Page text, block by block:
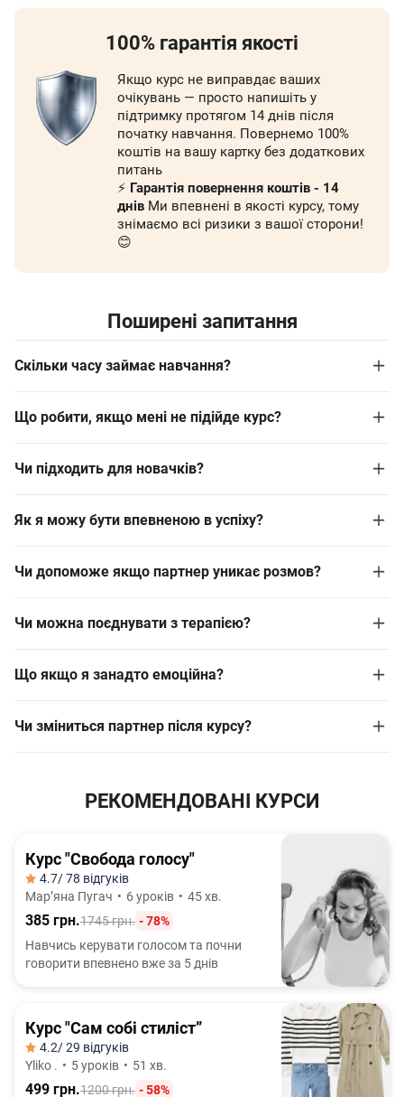
100% гарантія якості
Якщо курс не виправдає ваших
очікувань — просто напишіть у
підтримку протягом 14 днів після
початку навчання. Повернемо 100%
коштів на вашу картку без додаткових
питань
⚡️ Гарантія повернення коштів - 14
днів Ми впевнені в якості курсу, тому
знімаємо всі ризики з вашої сторони!
😊
Поширені запитання
Скільки часу займає навчання?
Що робити, якщо мені не підійде курс?
Чи підходить для новачків?
Як я можу бути впевненою в успіху?
Чи допоможе якщо партнер уникає розмов?
Чи можна поєднувати з терапією?
Що якщо я занадто емоційна?
Чи зміниться партнер після курсу?
РЕКОМЕНДОВАНІ КУРСИ
Курс "Свобода голосу"
4.7/ 78 відгуків
Марʼяна Пугач • 6 уроків • 45 хв.
385 грн.1745 грн. - 78%
Навчись керувати голосом та почни
говорити впевнено вже за 5 днів
Курс "Сам собі стиліст”
4.2/ 29 відгуків
Yliko . • 5 уроків • 51 хв.
499 грн.1200 грн. - 58%